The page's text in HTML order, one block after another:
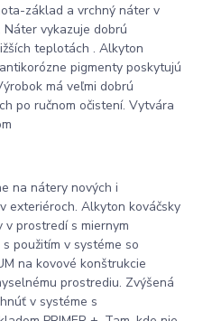
základ a vrchný náter v
Náter vykazuje dobrú
teplotách . Alkyton
pigmenty poskytujú
má veľmi dobrú
po ručnom očistení. Vytvára
na nátery nových i
exteriéroch. Alkyton kováčsky
v prostredí s miernym
použitím v systéme so
na kovové konštrukcie
prostrediu. Zvýšená
v systéme s